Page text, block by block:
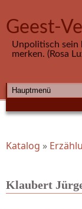
Geest-
Unpolitisch sein
merken. (Rosa
Sie sind hier
Katalog »
Klaubert